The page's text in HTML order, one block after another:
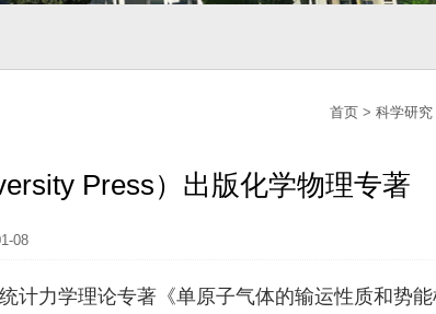
首页 > 科学研究
Press）出版化学物理专著
08
计力学理论专著《单原子气体的输运性质和势能